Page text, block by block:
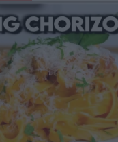
MIN
jag!: https://
adtr.co/slFyk3
Bästa kniv setet:
Lång trancherkniv:
Dunderkniv:
adtr.co/utac40
Kniv slip …